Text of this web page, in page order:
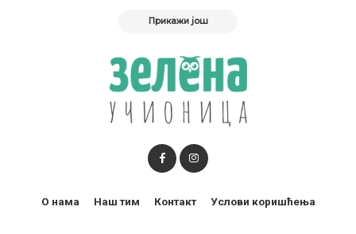
Прикажи још
О нама Наш тим Контакт Услови коришћења